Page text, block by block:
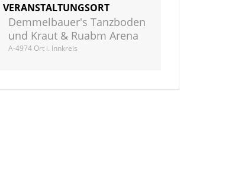
VERANSTALTUNGSORT
Demmelbauer's Tanzboden
und Kraut & Ruabm Arena
A-4974 Ort i. Innkreis